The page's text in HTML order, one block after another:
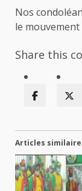
Nos
le
Share this
Articles